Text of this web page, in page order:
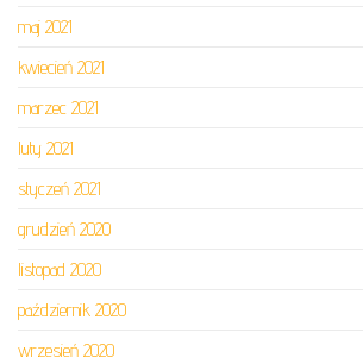
maj 2021
kwiecień 2021
marzec 2021
luty 2021
styczeń 2021
grudzień 2020
listopad 2020
październik 2020
wrzesień 2020